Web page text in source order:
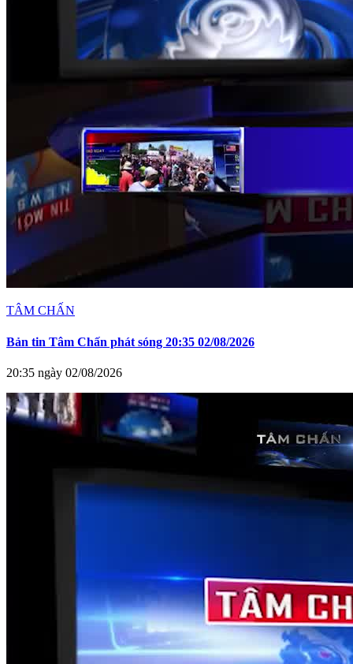
TÂM CHẤN
Bản tin Tâm Chấn phát sóng 20:35 02/08/2026
20:35 ngày 02/08/2026